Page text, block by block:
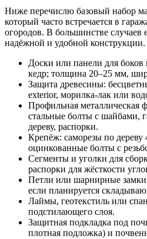
Ниже перечислю базовый набор
который часто встречается в
огородов. В большинстве случаев
надёжной и удобной конструкции.
Доски или панели для боков
кедр; толщина 20–25 мм,
Защита древесины:
exterior, морилка-лак или
Профильная металлическая
стальные болты с шайбами,
дереву, распорки.
Крепёж: саморезы по
оцинкованные болты с
Сегменты и уголки для
распорки для жёсткости
Петли или шарнирные замки
если планируется
Лаймы, геотекстиль или
подстилающего слоя.
Защитная подкладка под
плотная подложка) и